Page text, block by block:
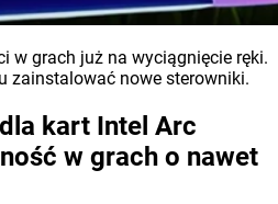
w grach już na wyciągnięcie ręki.
zainstalować nowe sterowniki.
kart Intel Arc
w grach o nawet